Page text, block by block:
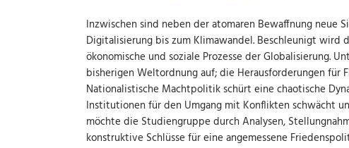
Inzwischen sind neben der atomaren Bewaffnung neue
Digitalisierung bis zum Klimawandel. Beschleunigt
ökonomische und soziale Prozesse der Globalisierung.
bisherigen Weltordnung auf; die Herausforderungen für
Nationalistische Machtpolitik schürt eine chaotische
Institutionen für den Umgang mit Konflikten schwächt
möchte die Studiengruppe durch Analysen,
konstruktive Schlüsse für eine angemessene